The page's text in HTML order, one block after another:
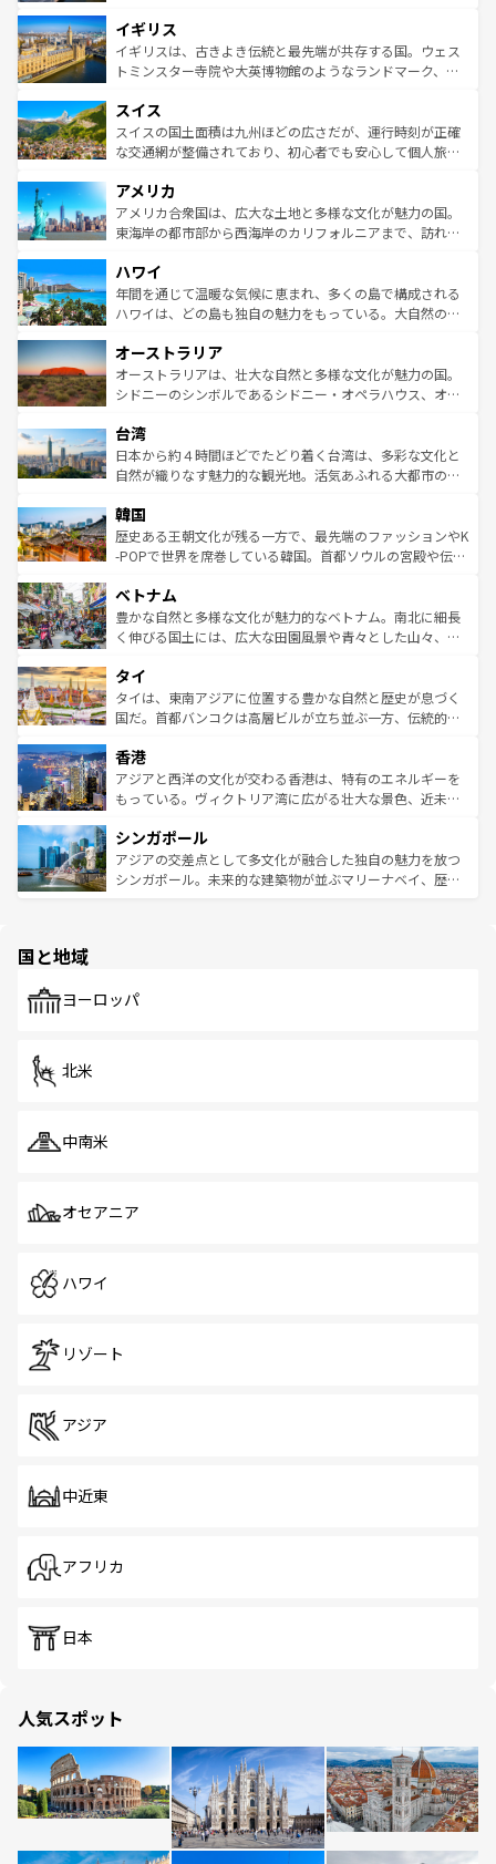
いる。シャンパンの発祥地であるランス、プロヴァンスの
香り高いラベンダー畑など、多彩な楽しみ方が可能だ。さ
らに、パリ以外の地域にも魅力が溢れており、どの街角に
れる地方に足を運ぶとそれぞれで全く異なる文化を体験で
きるだろう。 なお、新着のフランス情報はコンテンツ一覧
を参照してほしい。
顔を持つこの国は、どこを歩いても飽きることがない。ベ
ルリンの文化的活気、バイエルン州のアルプスの絶景、そ
してライン川沿いのワイン畑といった風景は必見。ビール
は、お酒好きな人にはぜひ体験してほしい。 なお、新着の
ドイツ情報はコンテンツ一覧を参照してほしい。
イギリス
イギリスは、古きよき伝統と最先端が共存する国。ウェス
トミンスター寺院や大英博物館のようなランドマーク、歴
リアごとに異なる魅力がある。また、優雅なアフタヌーン
ティー、ビール好きにはたまらない英国パブ、サッカー観
戦など、本場だからこそできる体験も豊富。イギリスを旅
ンツ一覧を参照してほしい。
スイス
スイスの国土面積は九州ほどの広さだが、運行時刻が正確
な交通網が整備されており、初心者でも安心して個人旅行
の建物がそのまま残る町や、スイスならではのユニークな
博物館もあり、アルプス観光だけでなく町歩きも満喫する
ことができる。国民の所得が高いため物価も高いが、旅行
ば市内交通費無料で観光を楽しむこともできる。 なお、新
着のスイス情報はコンテンツ一覧 を参照してほしい。
アメリカ
アメリカ合衆国は、広大な土地と多様な文化が魅力の国。
東海岸の都市部から西海岸のカリフォルニアまで、訪れる
のような巨大都市は、観光、ショッピング、エンターテイ
ンメントが詰まった刺激的なスポットだ。一方、アメリカ
西部には大自然が広がり、グランドキャニオンやイエロー
部のニューオーリンズでは、音楽と美食が融合した独特の
文化が魅力。旅行者はアメリカの各地域で異なる魅力を楽
しみながら、その多様性と豊かな歴史を感じることができ
ならではの贅沢な旅のスタイルだ。 なお、新着のアメリカ
情報はコンテンツ一覧を参照してほしい。
ハワイ
年間を通じて温暖な気候に恵まれ、多くの島で構成される
ハワイは、どの島も独自の魅力をもっている。大自然の神
ワイ島は見逃せない。また、定番の観光地といえばオアフ
島だが、静かな自然を求めるならマウイ島やカウアイ島が
おすすめ。エメラルドグリーンに輝く海をはじめ、豊かな
れるおもてなしの心で訪れる人々を迎えてくれるハワイの
人々、おいしいローカルフードやハワイアンミュージッ
ク、伝統的なフラダンスなど、すべてがハワイの魅力を彩
ワイを、存分に味わってほしい。 なお、新着のハワイ情報
はコンテンツ一覧を参照してほしい。
オーストラリア
オーストラリアは、壮大な自然と多様な文化が魅力の国。
シドニーのシンボルであるシドニー・オペラハウス、オー
リアリーフや大陸中央部にそびえるウルル（エアーズロッ
ク）、タスマニアの美しい原生林やケアンズの熱帯雨林な
ど、見どころがたくさん。また、カフェやワイン、オージ
いる。アクティビティも充実しており、サーフィンやダイ
ビング、ハイキングなど、アウトドア好きにはたまらな
い。オーストラリアの多彩な魅力を存分に味わいつくそ
参照してほしい。
台湾
日本から約４時間ほどでたどり着く台湾は、多彩な文化と
自然が織りなす魅力的な観光地。活気あふれる大都市の台
ン）、静ひつな山岳地帯である台湾東部など、都市の喧騒
と山間の静けさが共存しており、訪れる人に新しい発見と
驚きをもたらしてくれる。また、奥深い台湾の食文化も魅
容にもいいと評判のスイーツなど、バラエティ豊かな料理
が味わえる。 なお、新着の台湾情報は コンテンツ一覧を参
照してほしい。
韓国
歴史ある王朝文化が残る一方で、最先端のファッションやK
-POPで世界を席巻している韓国。首都ソウルの宮殿や伝統
き、地方に足を延ばせば四季折々の自然美を楽しむことが
できる。そして、キムチや焼肉、絶品のストリートフード
まで、さまざまな韓国料理が待っている。夜には、韓国な
リティに包まれながら、韓国の多彩な魅力を心ゆくまで味
わってみてほしい。 なお、新着の韓国情報はコンテンツ一
覧を参照してほしい。
ベトナム
豊かな自然と多様な文化が魅力的なベトナム。南北に細長
く伸びる国土には、広大な田園風景や青々とした山々、世
急速な発展と共に伝統が息づく。ハノイの古い町並みやホ
ーチミン市のフランス統治時代の建物も、独特の雰囲気を
醸し出している。また、バラエティの豊かさとおいしさで
とつ。フォーやバインミー、ベトナムコーヒーなどは、ぜ
ひ現地で味わいたい。どの地域を訪れてもあたたかい人々
が旅行者を迎えてくれるので、きっと忘れられない旅にな
参照してほしい。
タイ
タイは、東南アジアに位置する豊かな自然と歴史が息づく
国だ。首都バンコクは高層ビルが立ち並ぶ一方、伝統的な
の活気が交差している。北部ではチェンマイなどの山岳地
帯で自然と触れ合い、南部ではプーケットやクラビの美し
いビーチでリゾート気分を楽しむことができる。タイ料理
激する。気候は一年中温暖で、どの季節にも異なる楽しみ
が待っている。親しみやすいタイの人々、仏教を中心とし
た文化、そして多様な観光資源が、訪れる旅人を魅了し続
香港
アジアと西洋の文化が交わる香港は、特有のエネルギーを
もっている。ヴィクトリア湾に広がる壮大な景色、近未来
み、どこを訪れても感動するはず。観光スポットが密集し
ており、効率よく見どころを回れるのも魅力。息をのむよ
うな絶景から文化的な体験まで、香港を存分に楽しみ尽く
シンガポール
アジアの交差点として多文化が融合した独自の魅力を放つ
シンガポール。未来的な建築物が並ぶマリーナベイ、歴史
で、ホーカーズは地元の風情を楽しめる外せないスポット
国と地域
ヨーロッパ
北米
中南米
オセアニア
ハワイ
リゾート
アジア
中近東
アフリカ
日本
人気スポット